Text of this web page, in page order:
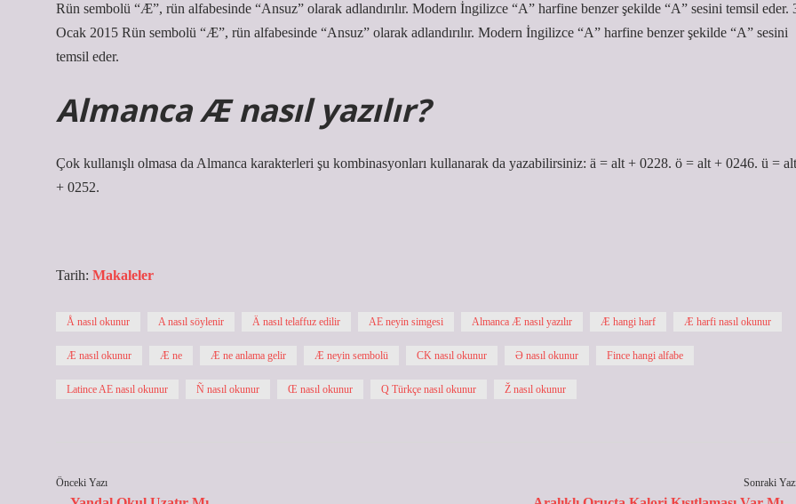
Rün sembolü “Æ”, rün alfabesinde “Ansuz” olarak adlandırılır. Modern İngilizce “A” harfine benzer şekilde “A” sesini temsil eder.
Ocak 2015 Rün sembolü “Æ”, rün alfabesinde “Ansuz” olarak adlandırılır. Modern İngilizce “A” harfine benzer şekilde “A” sesini
temsil eder.
Almanca Æ nasıl yazılır?
Çok kullanışlı olmasa da Almanca karakterleri şu kombinasyonları kullanarak da yazabilirsiniz: ä = alt + 0228. ö = alt + 0246. ü = alt
+ 0252.
Tarih: Makaleler
Å nasıl okunur A nasıl söylenir Ä nasıl telaffuz edilir AE neyin simgesi Almanca Æ nasıl yazılır Æ hangi harf Æ harfi nasıl okunur
Æ nasıl okunur Æ ne Æ ne anlama gelir Æ neyin sembolü CK nasıl okunur Ə nasıl okunur Fince hangi alfabe
Latince AE nasıl okunur Ñ nasıl okunur Œ nasıl okunur Q Türkçe nasıl okunur Ž nasıl okunur
Önceki Yazı Sonraki